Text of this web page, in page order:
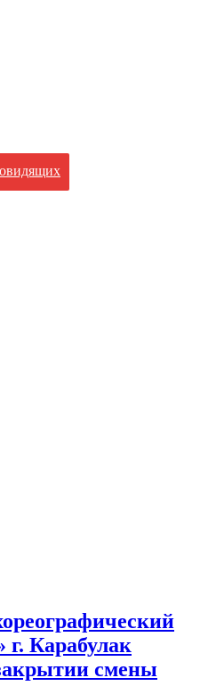
г. Карабулак
смены